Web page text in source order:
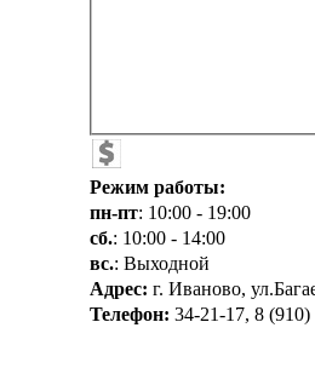
Режим работы:
пн-пт: 10:00 - 19:00
сб.: 10:00 - 14:00
вс.: Выходной
Адрес: г. Иваново,
Телефон: 34-21-17, 8